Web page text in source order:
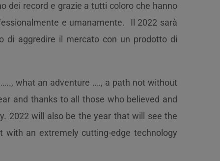
dei record e grazie a tutti coloro che hanno
e umanamente. Il 2022 sarà
di aggredire il mercato con un prodotto di
what an adventure …., a path not without
and thanks to all those who believed and
2022 will also be the year that will see the
an extremely cutting-edge technology